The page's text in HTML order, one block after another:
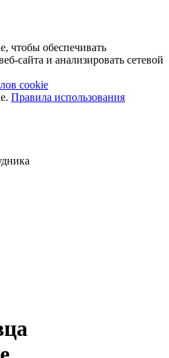
чтобы обеспечивать
сайта и анализировать сетевой
cookie
Правила использования